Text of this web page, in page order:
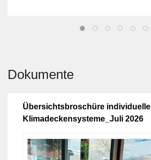
Dokumente
Übersichtsbroschüre individuelle
Klimadeckensysteme_Juli 2026